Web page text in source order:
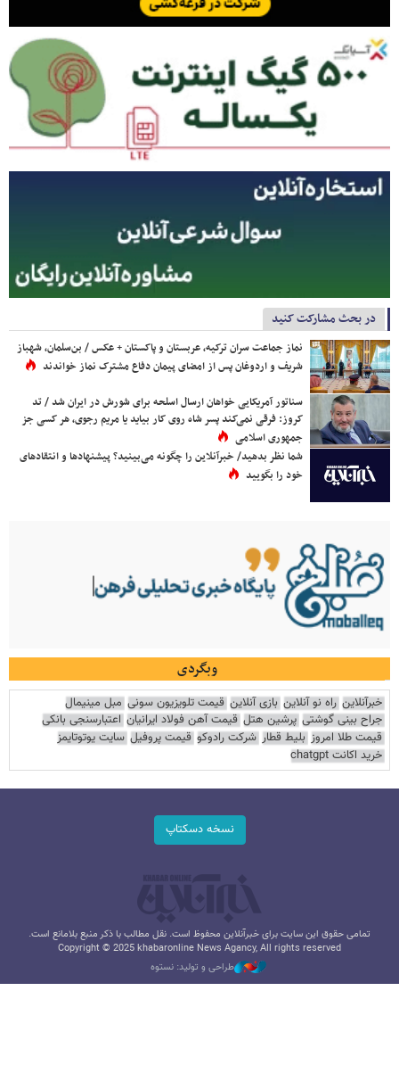
در بحث مشارکت کنید
نماز جماعت سران ترکیه، عربستان و پاکستان + عکس / بن‌سلمان، شهباز
شریف و اردوغان پس از امضای پیمان دفاع مشترک نماز خواندند
سناتور آمریکایی خواهان ارسال اسلحه برای شورش در ایران شد / تد
کروز: فرقی نمی‌کند پسر شاه روی کار بیاید یا مریم رجوی، هر کسی جز
جمهوری اسلامی
شما نظر بدهید/ خبرآنلاین را چگونه می‌بینید؟ پیشنهادها و انتقادهای
خود را بگویید
وبگردی
خبرآنلاین راه نو آنلاین بازی آنلاین قیمت تلویزیون سونی مبل مینیمال
جراح بینی گوشتی پرشین هتل قیمت آهن فولاد ایرانیان اعتبارسنجی بانکی
قیمت طلا امروز بلیط قطار شرکت رادوکو قیمت پروفیل سایت یوتوتایمز
خرید اکانت chatgpt
نسخه دسکتاپ
تمامی حقوق این سایت برای خبرآنلاین محفوظ است. نقل مطالب با ذکر منبع بلامانع است.
Copyright © 2025 khabaronline News Agancy, All rights reserved
طراحی و تولید: نستوه